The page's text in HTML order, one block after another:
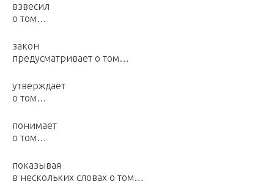
взвесил
о том…
закон
предусматривает о том…
утверждает
о том…
понимает
о том…
показывая
в нескольких словах о том…